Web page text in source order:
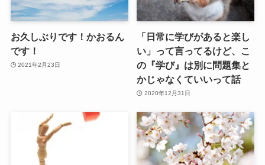
お久しぶりです！かおるん
です！
2021年2月23日
「日常に学びがあると楽し
い」って言ってるけど、こ
の『学び』は別に問題集と
かじゃなくていいって話
2020年12月31日